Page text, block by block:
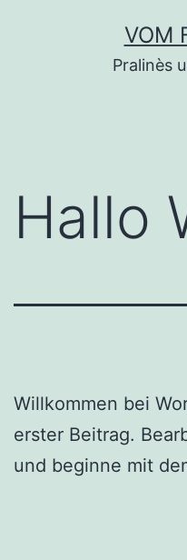
VOM
Pralinès
Hallo
Willkommen bei
erster Beitrag.
und beginne mit